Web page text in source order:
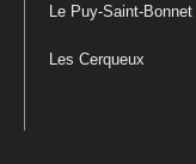
Le Puy-Saint-Bonnet
Les Cerqueux